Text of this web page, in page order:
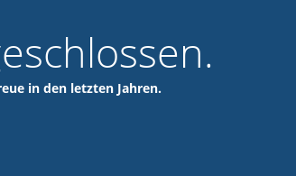
in den letzten Jahren.